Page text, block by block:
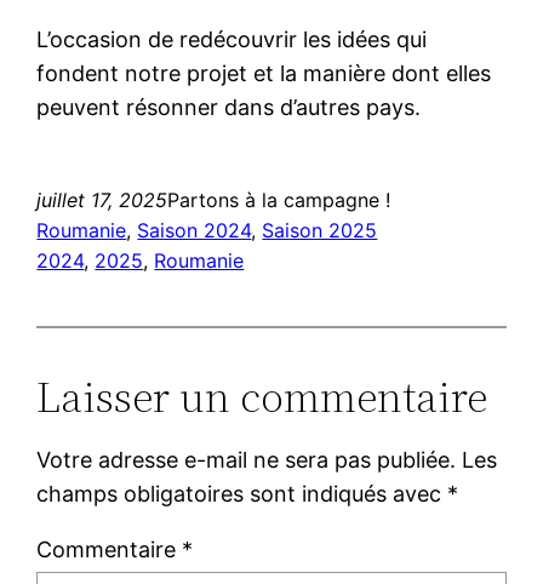
L’occasion de redécouvrir les idées qui
fondent notre projet et la manière dont elles
peuvent résonner dans d’autres pays.
juillet 17, 2025Partons à la campagne !
Roumanie, Saison 2024, Saison 2025
2024, 2025, Roumanie
Laisser un commentaire
Votre adresse e-mail ne sera pas publiée. Les
champs obligatoires sont indiqués avec *
Commentaire *